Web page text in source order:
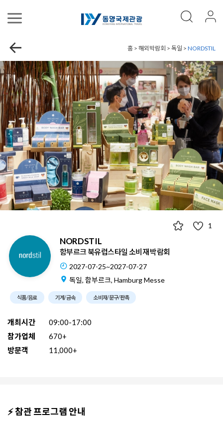
홈 > 해외박람회 > 독일 > NORDSTIL
1
NORDSTIL
함부르크 북유럽스타일 소비재 박람회
2027-07-25~2027-07-27
독일, 함부르크, Hamburg Messe
식품/음료 기계/금속 소비재/문구/판촉
개최시간
09:00-17:00
참가업체
670+
방문객
11,000+
⚡ 참관 프로그램 안내